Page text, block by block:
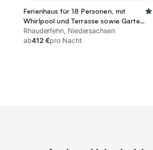
Ferienhaus für 18 Personen, mit
Whirlpool und Terrasse sowie Garten
und Sauna
Rhauderfehn, Niedersachsen
ab412 €pro Nacht